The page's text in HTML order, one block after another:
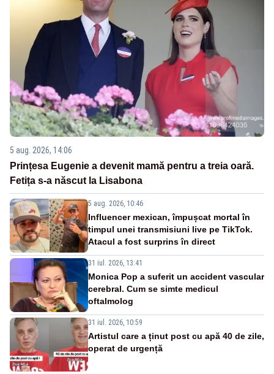
5 aug. 2026, 14:06
Prințesa Eugenie a devenit mamă pentru a treia oară.
Fetița s-a născut la Lisabona
5 aug. 2026, 10:46
Influencer mexican, împușcat mortal în
timpul unei transmisiuni live pe TikTok.
Atacul a fost surprins în direct
31 iul. 2026, 13:41
Monica Pop a suferit un accident vascular
cerebral. Cum se simte medicul
oftalmolog
31 iul. 2026, 10:59
Artistul care a ținut post cu apă 40 de zile,
operat de urgență